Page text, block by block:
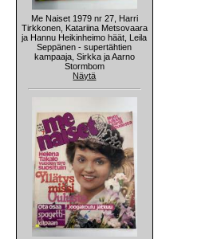
Me Naiset 1979 nr 27, Harri
Tirkkonen, Katariina Metsovaara
ja Hannu Heikinheimo häät, Leila
Seppänen - supertähtien
kampaaja, Sirkka ja Aarno
Stormbom
Näytä